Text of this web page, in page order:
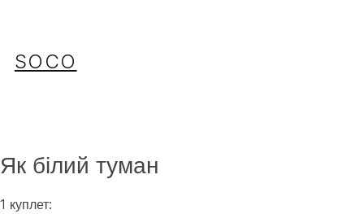
SOCO
Як білий туман
1 куплет: